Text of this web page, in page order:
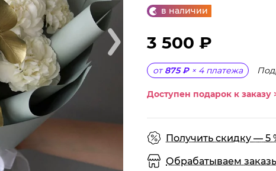
в наличии
3 500 ₽
от 875 ₽ × 4 платежа
Доступен подарок к заказу
Получить скидку — 5
Обрабатываем